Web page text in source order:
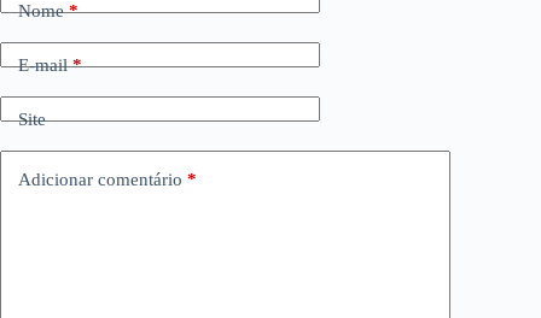
Nome*
E-mail*
Site
Adicionar comentário *